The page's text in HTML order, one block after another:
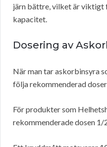
järn bättre, vilket är viktigt
kapacitet.
Dosering av
När man tar askorbinsyra
följa rekommenderad
För produkter som
rekommenderade dosen